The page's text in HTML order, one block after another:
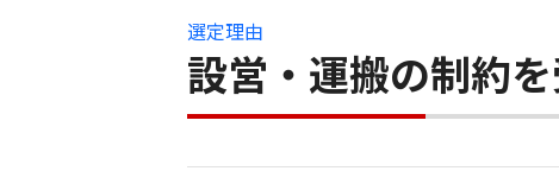
選定理由
設営・運搬の制約